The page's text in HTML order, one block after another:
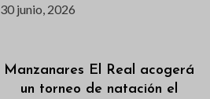
30 junio, 2026
Manzanares El Real acogerá
un torneo de natación el